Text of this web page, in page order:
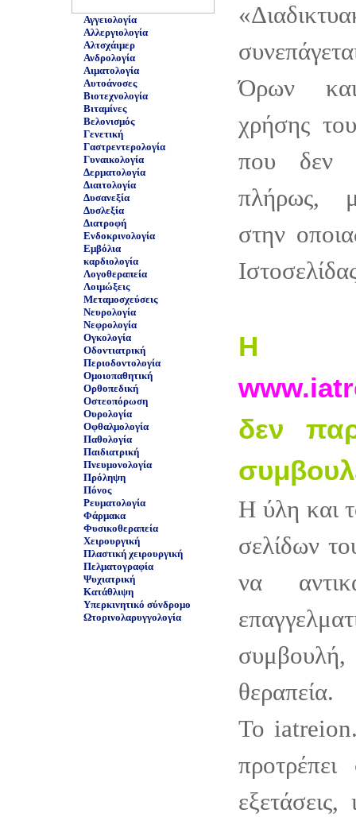
Αγγειολογία
Αλλεργιολογία
Αλτσχάιμερ
Ανδρολογία
Αιματολογία
Αυτοάνοσες
Βιοτεχνολογία
Βιταμίνες
Βελονισμός
Γενετική
Γαστρεντερολογία
Γυναικολογία
Δερματολογία
Διαιτολογία
Δυσανεξία
Δυσλεξία
Διατροφή
Ενδοκρινολογία
Εμβόλια
καρδιολογία
Λογοθεραπεία
Λοιμώξεις
Μεταμοσχεύσεις
Νευρολογία
Νεφρολογία
Ογκολογία
Οδοντιατρική
Περιοδοντολογία
Ομοιοπαθητική
Ορθοπεδική
Οστεοπόρωση
Ουρολογία
Οφθαλμολογία
Παθολογία
Παιδιατρική
Πνευμονολογία
Πρόληψη
Πόνος
Ρευματολογία
Φάρμακα
Φυσικοθεραπεία
Χειρουργική
Πλαστική χειρουργική
Πελματογραφία
Ψυχιατρική
Κατάθλιψη
Υπερκινητικό σύνδρομο
Ωτορινολαρυγγολογία
Όρων
χρήσης
που δεν
πλήρως,
στην
Η
δεν
Η ύλη και
σελίδων
να
θεραπεία.
Το
προτρέπει
εξετάσεις,